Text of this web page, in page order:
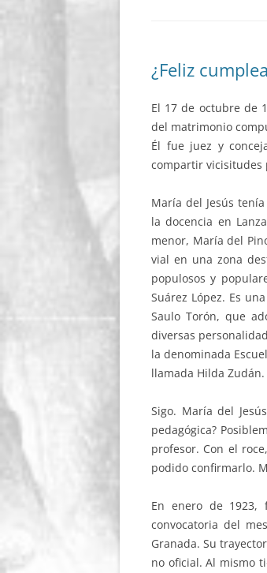
¿Feliz
El 17 de octubre de
del matrimonio
Él fue juez y
compartir vicisitudes
María del Jesús
la docencia en
menor, María del
vial en una zona
populosos y
Suárez López. Es
Saulo Torón, que
diversas
la denominada
llamada Hilda Zudán.
Sigo. María del
pedagógica?
profesor. Con el
podido confirmarlo.
En enero de
convocatoria del
Granada. Su
no oficial. Al mismo